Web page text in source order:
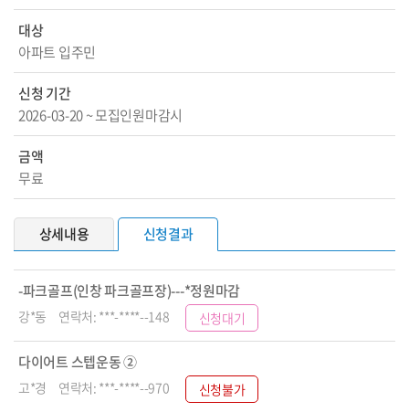
대상
아파트 입주민
신청 기간
2026-03-20 ~ 모집인원마감시
금액
무료
상세내용 신청결과